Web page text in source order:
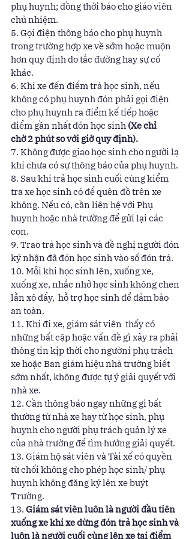
phụ huynh; đồng thời báo cho giáo viên
chủ nhiệm.
5. Gọi điện thông báo cho phụ huynh
trong trường hợp xe về sớm hoặc muộn
hơn quy định do tắc đường hay sự cố
khác.
6. Khi xe đến điểm trả học sinh, nếu
không có phụ huynh đón phải gọi điện
cho phụ huynh ra điểm kế tiếp hoặc
điểm gần nhất đón học sinh (Xe chỉ
chờ 2 phút so với giờ quy định).
7. Không được giao học sinh cho người lạ
khi chưa có sự thông báo của phụ huynh.
8. Sau khi trả học sinh cuối cùng kiểm
tra xe học sinh có để quên đồ trên xe
không. Nếu có, cần liên hệ với Phụ
huynh hoặc nhà trường để gửi lại các
con.
9. Trao trả học sinh và đề nghị người đón
ký nhận đã đón học sinh vào sổ đón trả.
10. Mỗi khi học sinh lên, xuống xe,
xuống xe, nhắc nhở học sinh không chen
lẫn xô đẩy,  hỗ trợ học sinh để đảm bảo
an toàn.
11. Khi đi xe, giám sát viên  thấy có
những bất cập hoặc vấn đề gì xảy ra phải
thông tin kịp thời cho ngườni phụ trách
xe hoặc Ban giám hiệu nhà trường biết
sớm nhất, không được tự ý giải quyết với
nhà xe.
12. Cần thông báo ngay những gì bất
thường từ nhà xe hay từ học sinh, phụ
huynh cho người phụ trách quản lý xe
của nhà trường để tìm hướng giải quyết.
13. Giám hộ sát viên và Tài xế có quyền
từ chối không cho phép học sinh/ phụ
huynh không đăng ký lên xe buýt
Trường.
13. Giám sát viên luôn là người đầu tiên
xuống xe khi xe dừng đón trả học sinh và
luôn là người cuối cùng lên xe tại điểm